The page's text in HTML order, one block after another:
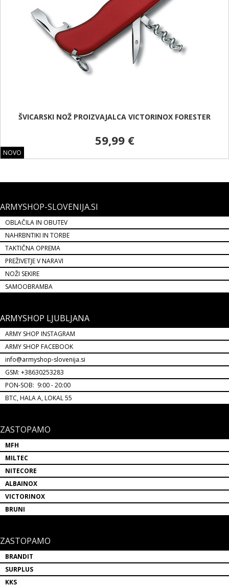
NOVO
ŠVICARSKI NOŽ PROIZVAJALCA VICTORINOX FORESTER
59,99 €
ARMYSHOP-SLOVENIJA.SI
OBLAČILA IN OBUTEV
NAHRBNTIKI IN TORBE
TAKTIČNA OPREMA
PREŽIVETJE V NARAVI
NOŽI SEKIRE
SAMOOBRAMBA
ARMYSHOP LJUBLJANA
ARMY SHOP INSTAGRAM
ARMY SHOP FACEBOOK
info@armyshop-slovenija.si
GSM: +38630253283
PON-SOB: 9:00 - 20:00
BTC, HALA A, LOKAL 55
ZASTOPAMO
MFH
MILTEC
NITECORE
ALBAINOX
VICTORINOX
BRUNI
ZASTOPAMO
BRANDIT
SURPLUS
KKS